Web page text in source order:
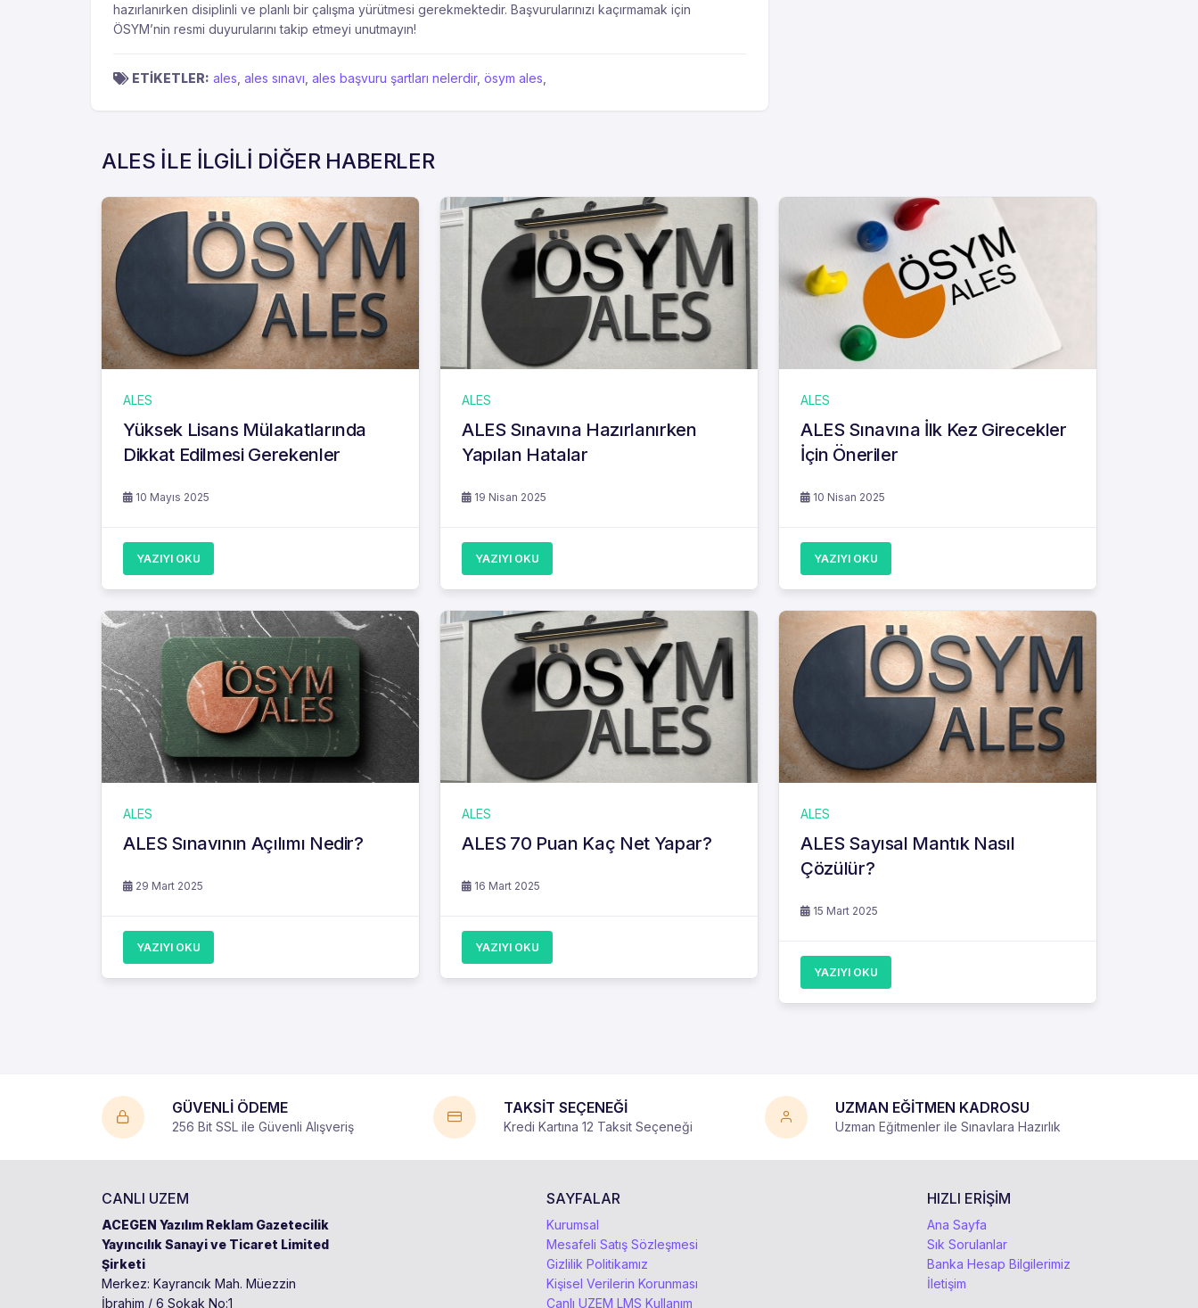
hazırlanırken disiplinli ve planlı bir çalışma yürütmesi gerekmektedir. Başvurularınızı kaçırmamak için
ÖSYM’nin resmi duyurularını takip etmeyi unutmayın!
ETİKETLER: ales ales sınavı ales başvuru şartları nelerdir, ösym ales
ALES İLE İLGİLİ DİĞER HABERLER
ALES
Yüksek Lisans Mülakatlarında
Dikkat Edilmesi Gerekenler
10 Mayıs 2025
YAZIYI OKU
ALES
ALES Sınavına Hazırlanırken
Yapılan Hatalar
19 Nisan 2025
YAZIYI OKU
ALES
ALES Sınavına İlk Kez Girecekler
İçin Öneriler
10 Nisan 2025
YAZIYI OKU
ALES
ALES Sınavının Açılımı Nedir?
29 Mart 2025
YAZIYI OKU
ALES
ALES 70 Puan Kaç Net Yapar?
16 Mart 2025
YAZIYI OKU
ALES
ALES Sayısal Mantık Nasıl
Çözülür?
15 Mart 2025
YAZIYI OKU
GÜVENLİ ÖDEME
256 Bit SSL ile Güvenli Alışveriş
TAKSİT SEÇENEĞİ
Kredi Kartına 12 Taksit Seçeneği
UZMAN EĞİTMEN KADROSU
Uzman Eğitmenler ile Sınavlara Hazırlık
CANLI UZEM
ACEGEN Yazılım Reklam Gazetecilik
Yayıncılık Sanayi ve Ticaret Limited
Şirketi
Merkez: Kayrancık Mah. Müezzin
İbrahim / 6 Sokak No:1
SAYFALAR
Kurumsal
Mesafeli Satış Sözleşmesi
Gizlilik Politikamız
Kişisel Verilerin Korunması
Canlı UZEM LMS Kullanım
HIZLI ERİŞİM
Ana Sayfa
Sık Sorulanlar
Banka Hesap Bilgilerimiz
İletişim